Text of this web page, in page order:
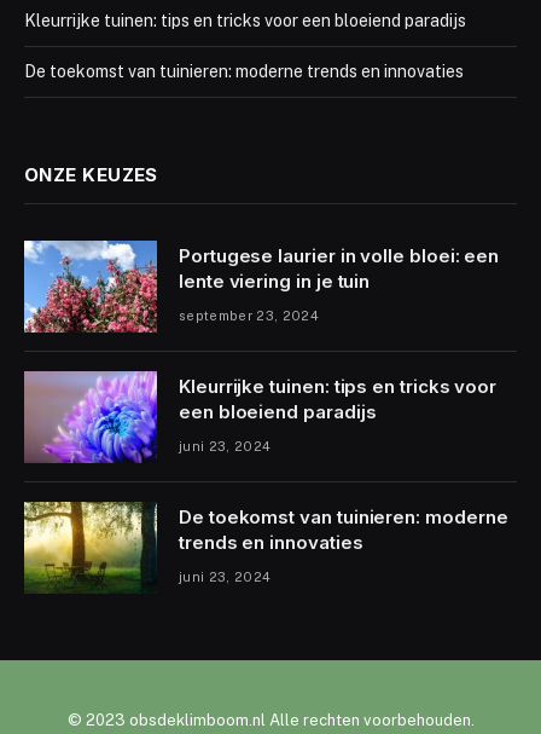
Kleurrijke tuinen: tips en tricks voor een bloeiend paradijs
De toekomst van tuinieren: moderne trends en innovaties
ONZE KEUZES
Portugese laurier in volle bloei: een
lente viering in je tuin
september 23, 2024
Kleurrijke tuinen: tips en tricks voor
een bloeiend paradijs
juni 23, 2024
De toekomst van tuinieren: moderne
trends en innovaties
juni 23, 2024
© 2023 obsdeklimboom.nl Alle rechten voorbehouden.